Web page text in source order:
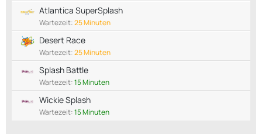
Atlantica SuperSplash
Wartezeit:25 Minuten
Desert Race
Wartezeit:25 Minuten
Splash Battle
Wartezeit:15 Minuten
Wickie Splash
Wartezeit:15 Minuten